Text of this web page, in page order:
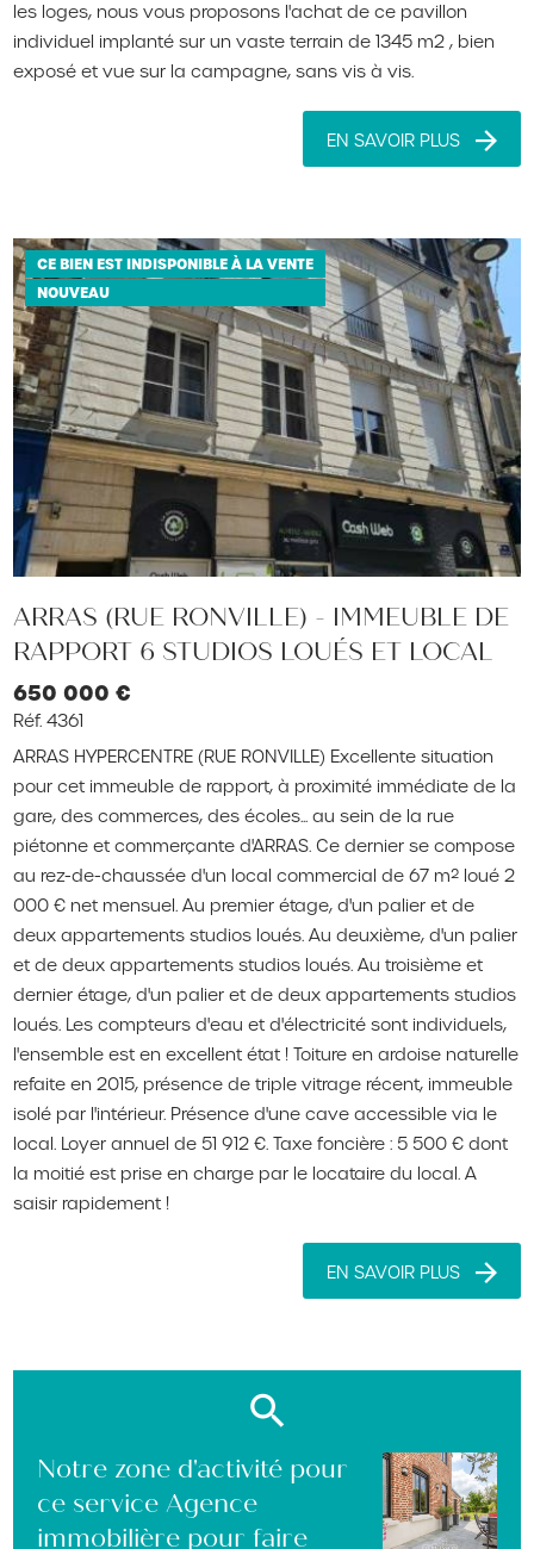
les loges, nous vous proposons l'achat de ce pavillon
individuel implanté sur un vaste terrain de 1345 m2 , bien
exposé et vue sur la campagne, sans vis à vis.
EN SAVOIR PLUS
CE BIEN EST INDISPONIBLE À LA VENTE
NOUVEAU
ARRAS (RUE RONVILLE) - IMMEUBLE DE
RAPPORT 6 STUDIOS LOUÉS ET LOCAL
650 000 €
Réf. 4361
ARRAS HYPERCENTRE (RUE RONVILLE) Excellente situation
pour cet immeuble de rapport, à proximité immédiate de la
gare, des commerces, des écoles... au sein de la rue
piétonne et commerçante d'ARRAS. Ce dernier se compose
au rez-de-chaussée d'un local commercial de 67 m² loué 2
000 € net mensuel. Au premier étage, d'un palier et de
deux appartements studios loués. Au deuxième, d'un palier
et de deux appartements studios loués. Au troisième et
dernier étage, d'un palier et de deux appartements studios
loués. Les compteurs d'eau et d'électricité sont individuels,
l'ensemble est en excellent état ! Toiture en ardoise naturelle
refaite en 2015, présence de triple vitrage récent, immeuble
isolé par l'intérieur. Présence d'une cave accessible via le
local. Loyer annuel de 51 912 €. Taxe foncière : 5 500 € dont
la moitié est prise en charge par le locataire du local. A
saisir rapidement !
EN SAVOIR PLUS
Notre zone d'activité pour
ce service Agence
immobilière pour faire